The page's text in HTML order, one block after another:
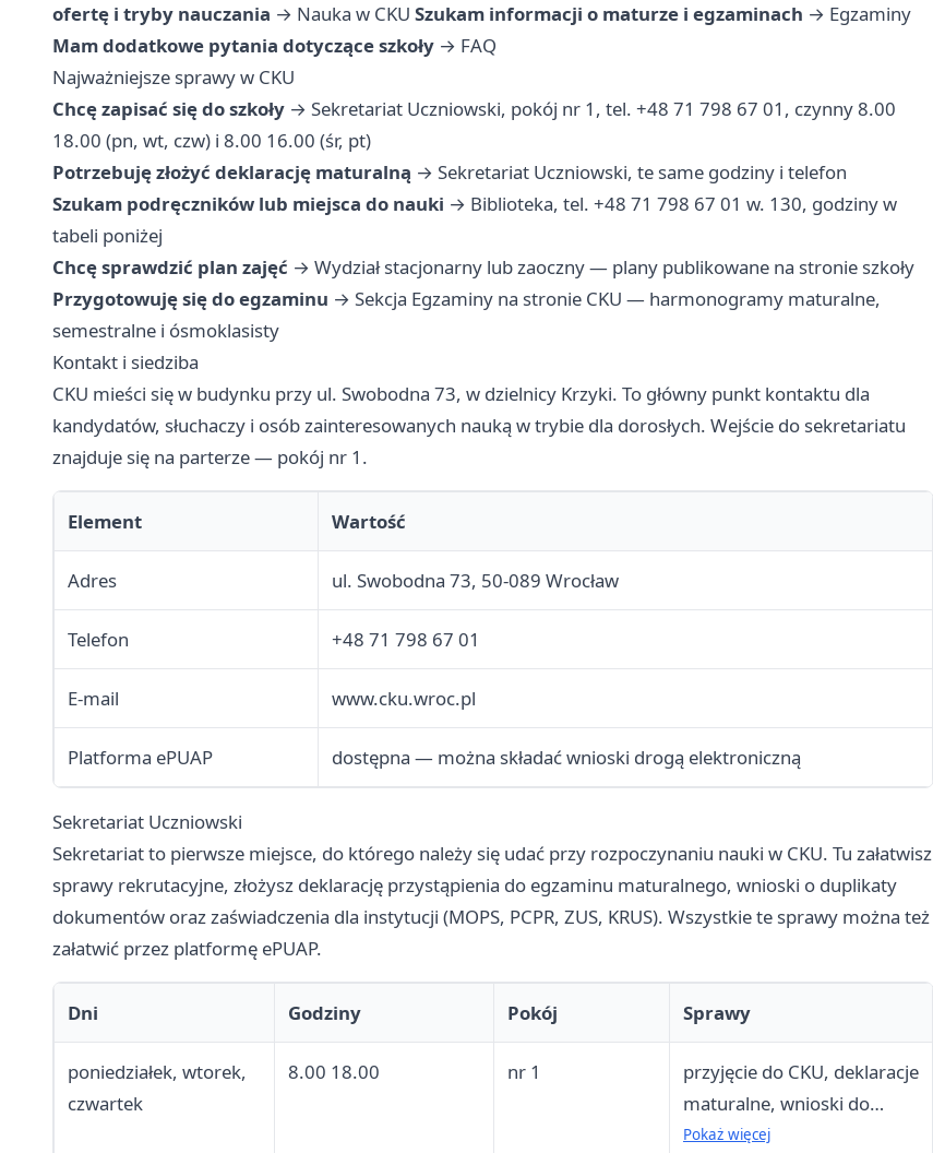
ofertę i tryby nauczania → Nauka w CKU Szukam informacji o maturze i egzaminach → Egzaminy
Mam dodatkowe pytania dotyczące szkoły → FAQ
Najważniejsze sprawy w CKU
Chcę zapisać się do szkoły → Sekretariat Uczniowski, pokój nr 1, tel. +48 71 798 67 01, czynny 8.00
18.00 (pn, wt, czw) i 8.00 16.00 (śr, pt)
Potrzebuję złożyć deklarację maturalną → Sekretariat Uczniowski, te same godziny i telefon
Szukam podręczników lub miejsca do nauki → Biblioteka, tel. +48 71 798 67 01 w. 130, godziny w
tabeli poniżej
Chcę sprawdzić plan zajęć → Wydział stacjonarny lub zaoczny — plany publikowane na stronie szkoły
Przygotowuję się do egzaminu → Sekcja Egzaminy na stronie CKU — harmonogramy maturalne,
semestralne i ósmoklasisty
Kontakt i siedziba
CKU mieści się w budynku przy ul. Swobodna 73, w dzielnicy Krzyki. To główny punkt kontaktu dla
kandydatów, słuchaczy i osób zainteresowanych nauką w trybie dla dorosłych. Wejście do sekretariatu
znajduje się na parterze — pokój nr 1.
Element Wartość
Adres ul. Swobodna 73, 50-089 Wrocław
Telefon +48 71 798 67 01
E-mail www.cku.wroc.pl
Platforma ePUAP dostępna — można składać wnioski drogą elektroniczną
Sekretariat Uczniowski
Sekretariat to pierwsze miejsce, do którego należy się udać przy rozpoczynaniu nauki w CKU. Tu załatwisz
sprawy rekrutacyjne, złożysz deklarację przystąpienia do egzaminu maturalnego, wnioski o duplikaty
dokumentów oraz zaświadczenia dla instytucji (MOPS, PCPR, ZUS, KRUS). Wszystkie te sprawy można też
załatwić przez platformę ePUAP.
Dni Godziny Pokój Sprawy
poniedziałek, wtorek,
czwartek
8.00 18.00 nr 1
przyjęcie do CKU, deklaracje
maturalne, wnioski do
dyrektora, duplikaty
Pokaż więcej